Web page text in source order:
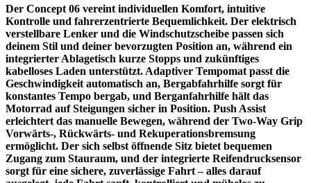
Der Concept 06 vereint individuellen Komfort, intuitive
Kontrolle und fahrerzentrierte Bequemlichkeit. Der elektrisch
verstellbare Lenker und die Windschutzscheibe passen sich
deinem Stil und deiner bevorzugten Position an, während ein
integrierter Ablagetisch kurze Stopps und zukünftiges
kabelloses Laden unterstützt. Adaptiver Tempomat passt die
Geschwindigkeit automatisch an, Bergabfahrhilfe sorgt für
konstantes Tempo bergab, und Berganfahrhilfe hält das
Motorrad auf Steigungen sicher in Position. Push Assist
erleichtert das manuelle Bewegen, während der Two-Way Grip
Vorwärts-, Rückwärts- und Rekuperationsbremsung
ermöglicht. Der sich selbst öffnende Sitz bietet bequemen
Zugang zum Stauraum, und der integrierte Reifendrucksensor
sorgt für eine sichere, zuverlässige Fahrt – alles darauf